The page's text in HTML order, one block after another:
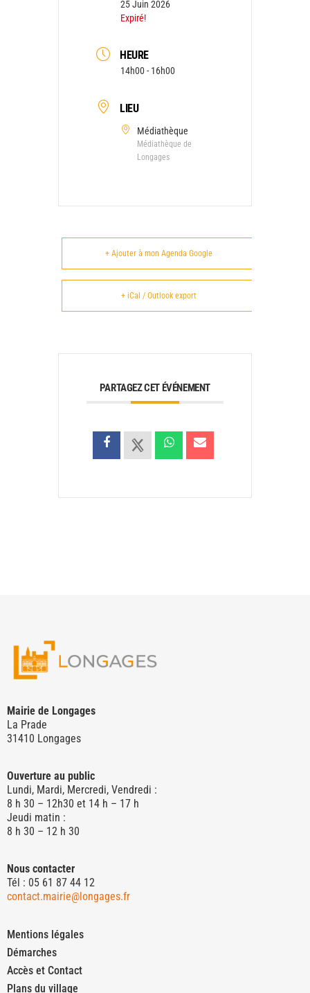
25 Juin 2026
Expiré!
HEURE
14h00 - 16h00
LIEU
Médiathèque
Médiathèque de
Longages
+ Ajouter à mon Agenda Google
+ iCal / Outlook export
PARTAGEZ CET ÉVÉNEMENT
Mairie de Longages
La Prade
31410 Longages
Ouverture au public
Lundi, Mardi, Mercredi, Vendredi :
8 h 30 – 12h30 et 14 h – 17 h
Jeudi matin :
8 h 30 – 12 h 30
Nous contacter
Tél : 05 61 87 44 12
contact.mairie@longages.fr
Mentions légales
Démarches
Accès et Contact
Plans du village